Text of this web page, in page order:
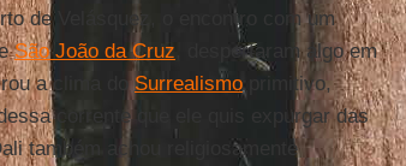
de Velásquez, o encontro com um
São João da Cruz , despertaram algo em
a clima do Surrealismoprimitivo,
corrente que ele quis expurgar das
também achou religiosamente